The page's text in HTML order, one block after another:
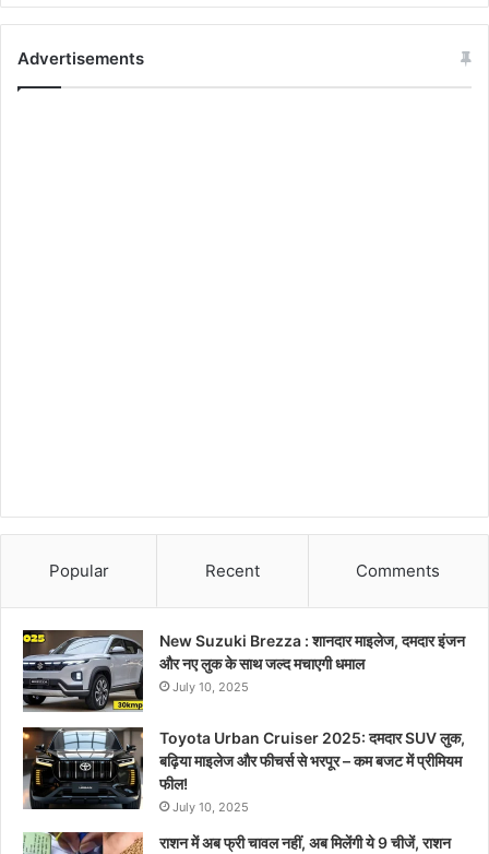
Advertisements
Popular Recent Comments
New Suzuki Brezza : शानदार माइलेज, दमदार इंजन
और नए लुक के साथ जल्द मचाएगी धमाल
July 10, 2025
Toyota Urban Cruiser 2025: दमदार SUV लुक,
बढ़िया माइलेज और फीचर्स से भरपूर – कम बजट में प्रीमियम
फील!
July 10, 2025
राशन में अब फ्री चावल नहीं, अब मिलेंगी ये 9 चीजें, राशन